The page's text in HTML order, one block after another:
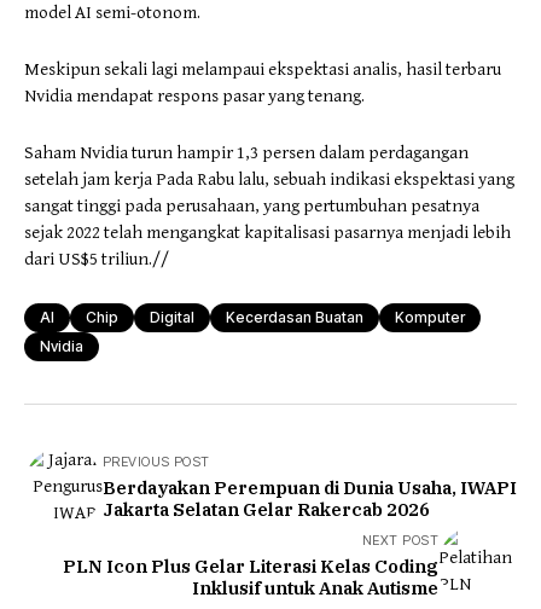
model AI semi-otonom.
Meskipun sekali lagi melampaui ekspektasi analis, hasil terbaru
Nvidia mendapat respons pasar yang tenang.
Saham Nvidia turun hampir 1,3 persen dalam perdagangan
setelah jam kerja Pada Rabu lalu, sebuah indikasi ekspektasi yang
sangat tinggi pada perusahaan, yang pertumbuhan pesatnya
sejak 2022 telah mengangkat kapitalisasi pasarnya menjadi lebih
dari US$5 triliun.//
AI Chip Digital Kecerdasan Buatan
Komputer
Nvidia
PREVIOUS POST
Berdayakan Perempuan di Dunia Usaha, IWAPI
Jakarta Selatan Gelar Rakercab 2026
NEXT POST
PLN Icon Plus Gelar Literasi Kelas Coding
Inklusif untuk Anak Autisme